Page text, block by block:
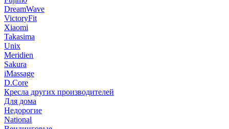
DreamWave
VictoryFit
Xiaomi
Takasima
Unix
Meridien
Sakura
iMassage
D.Core
Кресла других производителей
Для дома
Недорогие
National